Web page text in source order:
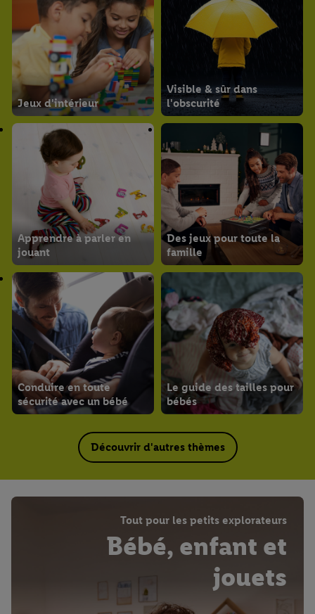
Jeux d'intérieur
Visible & sûr dans
l'obscurité
Apprendre à parler en
jouant
Des jeux pour toute la
famille
Conduire en toute
sécurité avec un bébé
Le guide des tailles pour
bébés
Découvrir d'autres thèmes
Tout pour les petits explorateurs
Bébé, enfant et
jouets